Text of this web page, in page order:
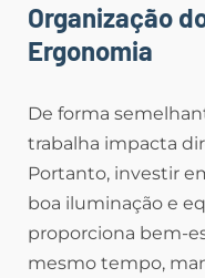
Organização
Ergonomia
De forma
trabalha impacta
Portanto, investir
boa iluminação e
proporciona bem-
mesmo tempo,